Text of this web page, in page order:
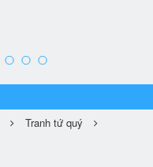
Tranh tứ quý